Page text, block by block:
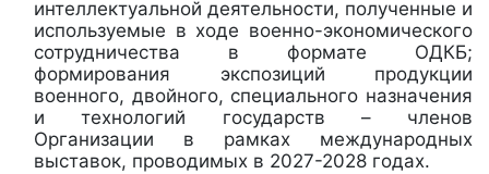
интеллектуальной деятельности, полученные и
используемые в ходе военно-экономического
сотрудничества в формате ОДКБ;
формирования экспозиций продукции
военного, двойного, специального назначения
и технологий государств – членов
Организации в рамках международных
выставок, проводимых в 2027-2028 годах.